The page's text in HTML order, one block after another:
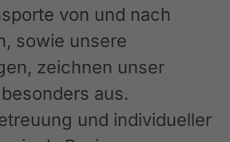
von und nach
sowie unsere
zeichnen unser
aus.
und individueller